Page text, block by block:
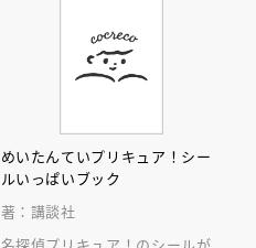
めいたんていプリキュア！シー
ルいっぱいブック
著：講談社